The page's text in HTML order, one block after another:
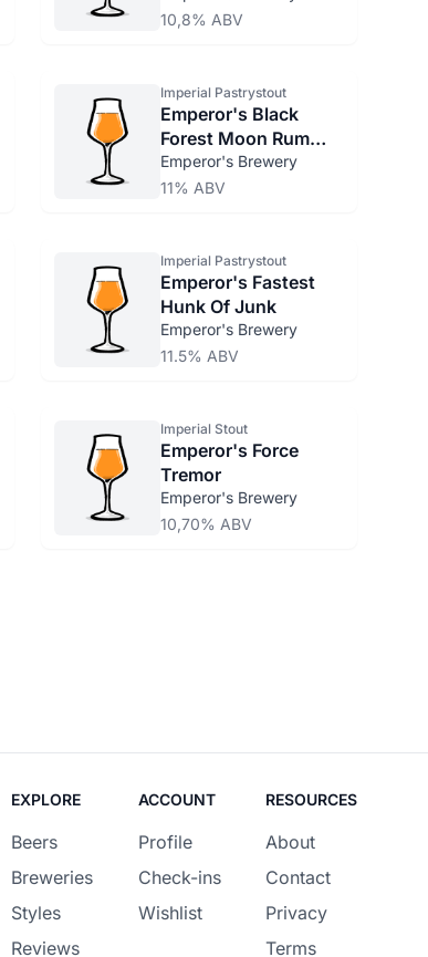
10,8% ABV
Imperial Pastrystout
Emperor's Black
Forest Moon Rum
Barrel Aged
Emperor's Brewery
11% ABV
Imperial Pastrystout
Emperor's Fastest
Hunk Of Junk
Emperor's Brewery
11.5% ABV
Imperial Stout
Emperor's Force
Tremor
Emperor's Brewery
10,70% ABV
EXPLORE
Beers
Breweries
Styles
Reviews
ACCOUNT
Profile
Check-ins
Wishlist
RESOURCES
About
Contact
Privacy
Terms